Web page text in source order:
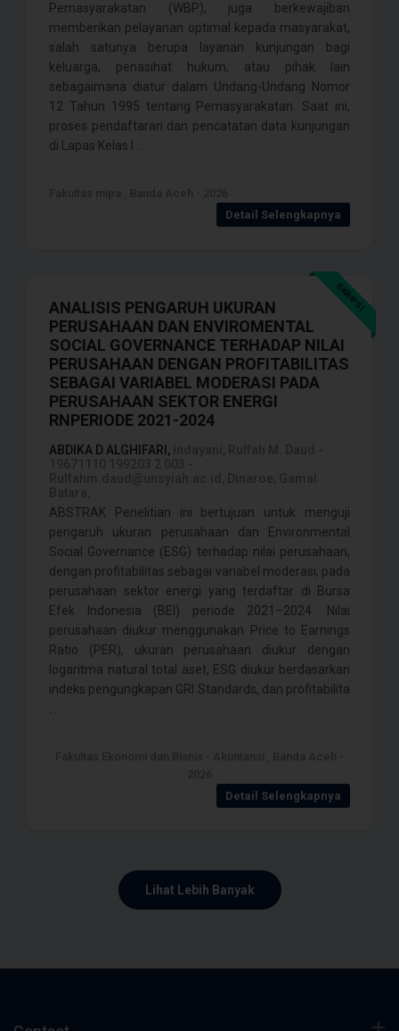
Pemasyarakatan (WBP), juga berkewajiban
memberikan pelayanan optimal kepada masyarakat,
salah satunya berupa layanan kunjungan bagi
keluarga, penasihat hukum, atau pihak lain
sebagaimana diatur dalam Undang-Undang Nomor
12 Tahun 1995 tentang Pemasyarakatan. Saat ini,
proses pendaftaran dan pencatatan data kunjungan
di Lapas Kelas I . . . .
Detail Selengkapnya
SKRIPSI
ANALISIS PENGARUH UKURAN
PERUSAHAAN DAN ENVIROMENTAL
SOCIAL GOVERNANCE TERHADAP NILAI
PERUSAHAAN DENGAN PROFITABILITAS
SEBAGAI VARIABEL MODERASI PADA
PERUSAHAAN SEKTOR ENERGI
RNPERIODE 2021-2024
ABDIKA D ALGHIFARI,
ABSTRAK Penelitian ini bertujuan untuk menguji
pengaruh ukuran perusahaan dan Environmental
Social Governance (ESG) terhadap nilai perusahaan,
dengan profitabilitas sebagai variabel moderasi, pada
perusahaan sektor energi yang terdaftar di Bursa
Efek Indonesia (BEI) periode 2021–2024. Nilai
perusahaan diukur menggunakan Price to Earnings
Ratio (PER), ukuran perusahaan diukur dengan
logaritma natural total aset, ESG diukur berdasarkan
indeks pengungkapan GRI Standards, dan profitabilita
Detail Selengkapnya
Lihat Lebih Banyak